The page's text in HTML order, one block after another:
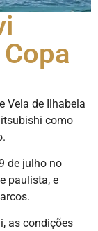
Vela de Ilhabela
como
de julho no
paulista, e
as condições